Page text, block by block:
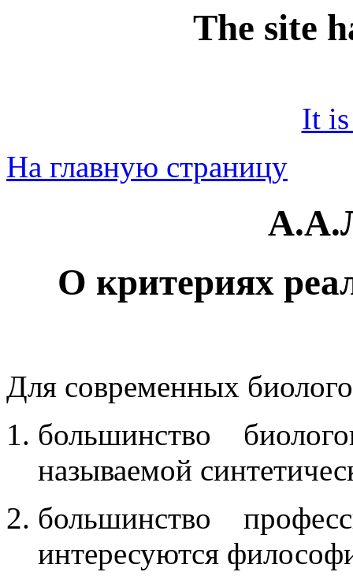
The site
It
На главную страницу
О критериях
Для современных
большинство
называемой
большинство
интересуются